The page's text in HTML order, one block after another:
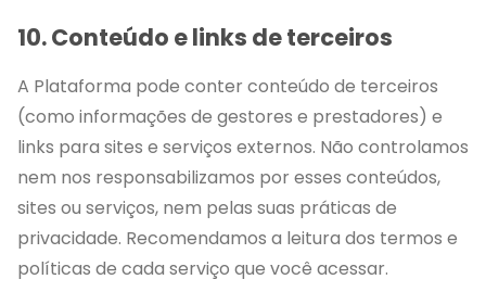
10. Conteúdo e links de terceiros
A Plataforma pode conter conteúdo de terceiros
(como informações de gestores e prestadores) e
links para sites e serviços externos. Não controlamos
nem nos responsabilizamos por esses conteúdos,
sites ou serviços, nem pelas suas práticas de
privacidade. Recomendamos a leitura dos termos e
políticas de cada serviço que você acessar.